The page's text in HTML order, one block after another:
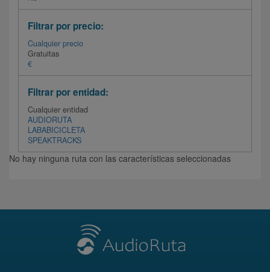
Filtrar por precio:
Cualquier precio
Gratuitas
€
Filtrar por entidad:
Cualquier entidad
AUDIORUTA
LABABICICLETA
SPEAKTRACKS
No hay ninguna ruta con las características seleccionadas